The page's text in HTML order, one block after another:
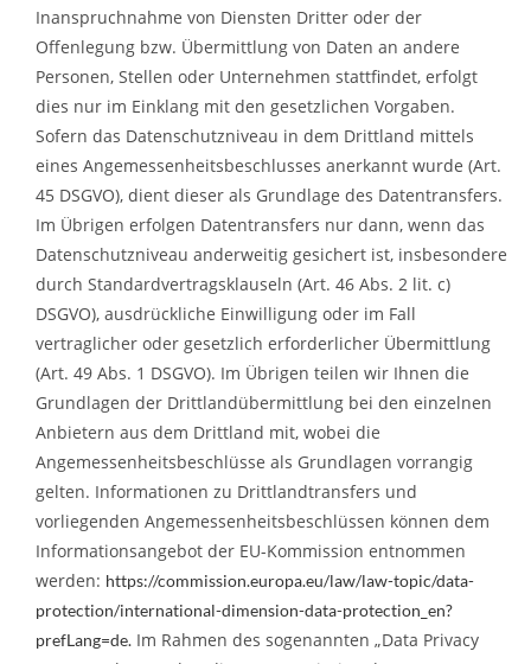
Inanspruchnahme von Diensten Dritter oder der
Offenlegung bzw. Übermittlung von Daten an andere
Personen, Stellen oder Unternehmen stattfindet, erfolgt
dies nur im Einklang mit den gesetzlichen Vorgaben.
Sofern das Datenschutzniveau in dem Drittland mittels
eines Angemessenheitsbeschlusses anerkannt wurde (Art.
45 DSGVO), dient dieser als Grundlage des Datentransfers.
Im Übrigen erfolgen Datentransfers nur dann, wenn das
Datenschutzniveau anderweitig gesichert ist, insbesondere
durch Standardvertragsklauseln (Art. 46 Abs. 2 lit. c)
DSGVO), ausdrückliche Einwilligung oder im Fall
vertraglicher oder gesetzlich erforderlicher Übermittlung
(Art. 49 Abs. 1 DSGVO). Im Übrigen teilen wir Ihnen die
Grundlagen der Drittlandübermittlung bei den einzelnen
Anbietern aus dem Drittland mit, wobei die
Angemessenheitsbeschlüsse als Grundlagen vorrangig
gelten. Informationen zu Drittlandtransfers und
vorliegenden Angemessenheitsbeschlüssen können dem
Informationsangebot der EU-Kommission entnommen
werden: https://commission.europa.eu/law/law-topic/data-
protection/international-dimension-data-protection_en?
prefLang=de. Im Rahmen des sogenannten „Data Privacy